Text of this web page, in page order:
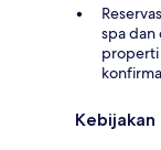
spa
properti
Kebijakan